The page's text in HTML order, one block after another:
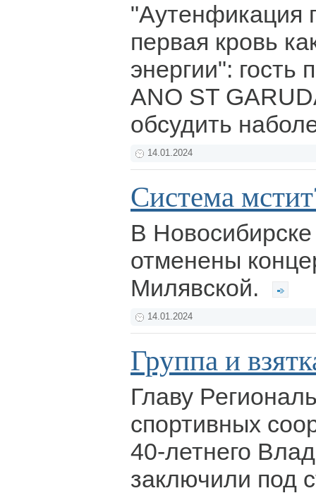
"Аутенфикация
первая кровь
энергии": гость
ANO ST
обсудить
14.01.2024
Система
В
отменены
Милявской.
14.01.2024
Группа и
Главу
спортивных
40-летнего
заключили под